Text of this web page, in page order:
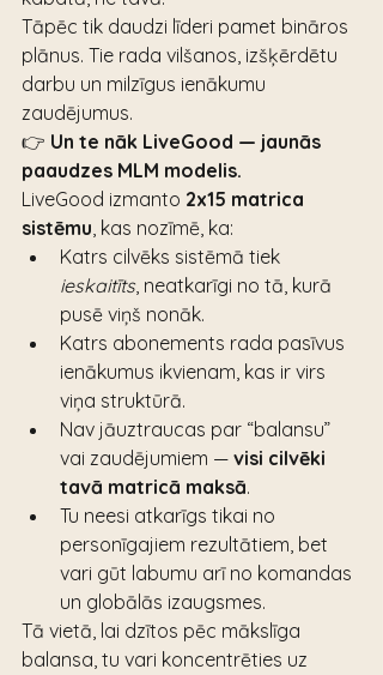
Tāpēc tik daudzi līderi pamet bināros
plānus. Tie rada vilšanos, izšķērdētu
darbu un milzīgus ienākumu
zaudējumus.
👉 Un te nāk LiveGood — jaunās
paaudzes MLM modelis.
LiveGood izmanto 2x15 matrica
sistēmu, kas nozīmē, ka:
Katrs cilvēks sistēmā tiek
ieskaitīts, neatkarīgi no tā, kurā
pusē viņš nonāk.
Katrs abonements rada pasīvus
ienākumus ikvienam, kas ir virs
viņa struktūrā.
Nav jāuztraucas par “balansu”
vai zaudējumiem — visi cilvēki
tavā matricā maksā.
Tu neesi atkarīgs tikai no
personīgajiem rezultātiem, bet
vari gūt labumu arī no komandas
un globālās izaugsmes.
Tā vietā, lai dzītos pēc mākslīga
balansa, tu vari koncentrēties uz